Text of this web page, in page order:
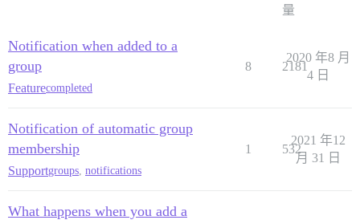
量
Notification when added to a
group
Featurecompleted
8 2181
2020 年8 月
4 日
Notification of automatic group
membership
Supportgroups, notifications
1 532
2021 年12
月 31 日
What happens when you add a